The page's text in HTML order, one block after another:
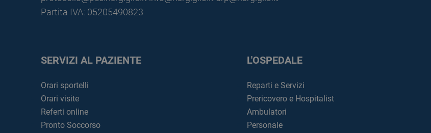
Partita IVA: 05205490823
SERVIZI AL PAZIENTE
Orari sportelli
Orari visite
Referti online
Pronto Soccorso
L'OSPEDALE
Reparti e Servizi
Prericovero e Hospitalist
Ambulatori
Personale